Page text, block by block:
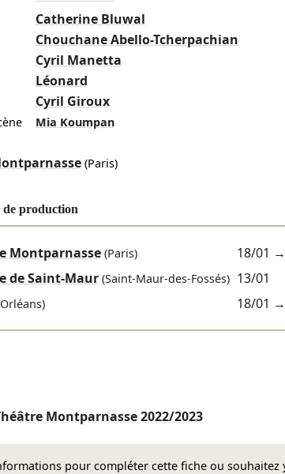
Catherine Bluwal
Chouchane Abello-Tcherpachian
Cyril Manetta
Léonard
Cyril Giroux
Mia Koumpan
(Paris)
de production
Montparnasse(Paris) 18/01 →
de Saint-Maur(Saint-Maur-des-Fossés) 13/01
18/01 →
Montparnasse2022/2023
pour compléter cette fiche ou souhaitez